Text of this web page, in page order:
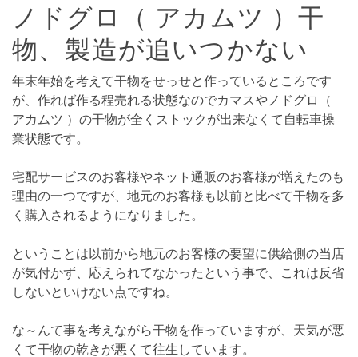
ノドグロ（ アカムツ ）干
物、製造が追いつかない
年末年始を考えて干物をせっせと作っているところです
が、作れば作る程売れる状態なのでカマスやノドグロ（
アカムツ ）の干物が全くストックが出来なくて自転車操
業状態です。
宅配サービスのお客様やネット通販のお客様が増えたのも
理由の一つですが、地元のお客様も以前と比べて干物を多
く購入されるようになりました。
ということは以前から地元のお客様の要望に供給側の当店
が気付かず、応えられてなかったという事で、これは反省
しないといけない点ですね。
な～んて事を考えながら干物を作っていますが、天気が悪
くて干物の乾きが悪くて往生しています。